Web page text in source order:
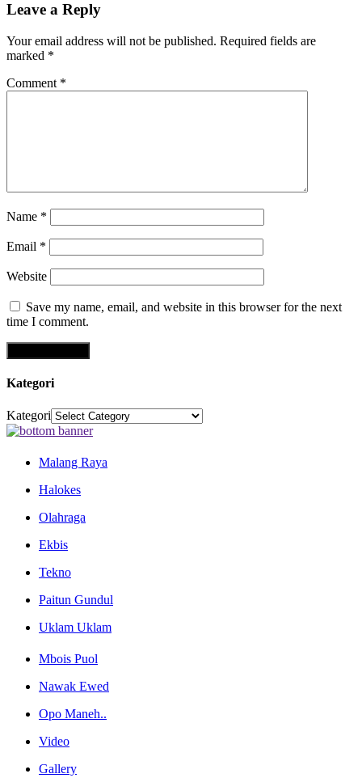
Leave a Reply
Your email address will not be published. Required fields are
marked *
Comment *
Name *
Email *
Website
Save my name, email, and website in this browser for the next
time I comment.
Kategori
Kategori
Malang Raya
Halokes
Olahraga
Ekbis
Tekno
Paitun Gundul
Uklam Uklam
Mbois Puol
Nawak Ewed
Opo Maneh..
Video
Gallery